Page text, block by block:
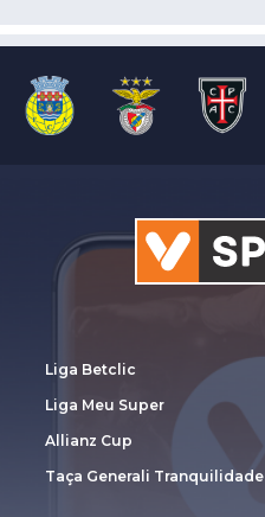
Liga Betclic
Liga Meu Super
Allianz Cup
Taça Generali Tranquilidade